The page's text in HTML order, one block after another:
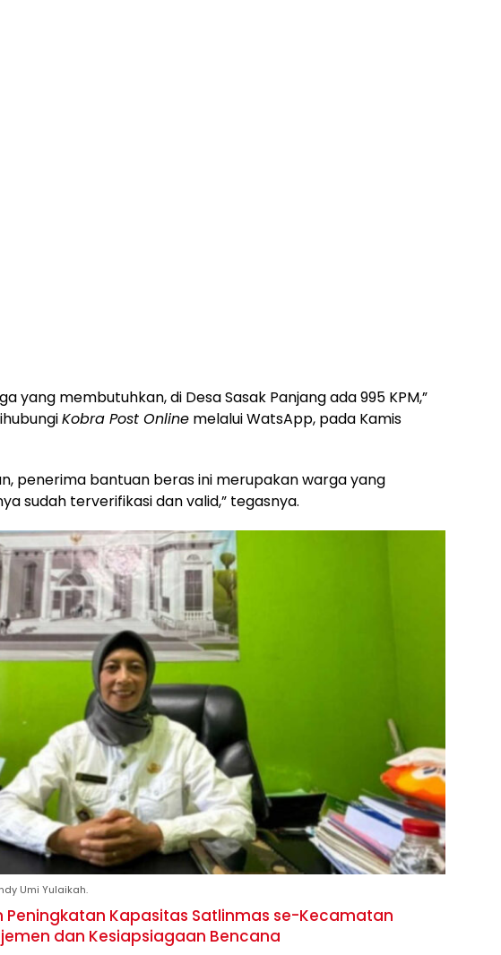
yang membutuhkan, di Desa Sasak Panjang ada 995 KPM,”
Kobra Post Online melalui WatsApp, pada Kamis
penerima bantuan beras ini merupakan warga yang
sudah terverifikasi dan valid,” tegasnya.
Umi Yulaikah.
Peningkatan Kapasitas Satlinmas se-Kecamatan
dan Kesiapsiagaan Bencana